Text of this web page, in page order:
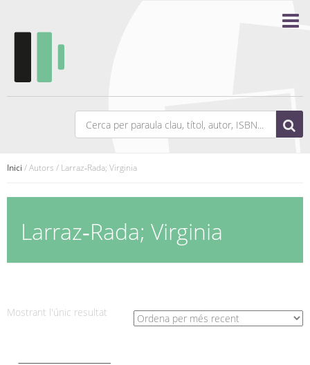
Inici / Autors / Larraz‑Rada; Virginia
Larraz‑Rada; Virginia
Mostrant l'únic resultat